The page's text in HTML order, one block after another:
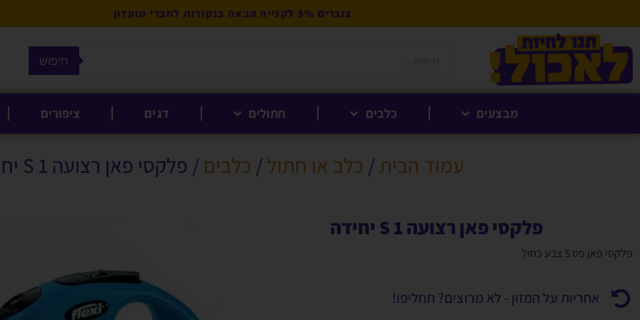
צוברים 5% לקנייה הבאה בנקודות לחברי מועדון
חיפוש
מבצעים כלבים חתולים דגים ציפורים
עמוד הבית / כלב או חתול / כלבים / פלקסי פאן רצועה S 1 יחידה
פלקסי פאן רצועה S 1 יחידה
פלקסי פאן פס S צבע כחול
אחריות על המזון - לא מרוצים? תחליפו!